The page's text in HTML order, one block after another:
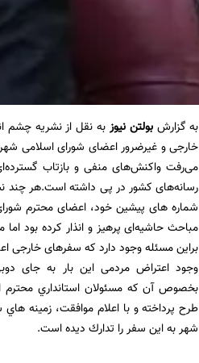
به گزارش بولتن نیوز به نقل از نشريه چشم
خارجی و غیرضرور اعضای شورای اسلامی شهر
می‌رفت واکنش‌های منفی و بازتاب
رسانه‌های کشور در پی داشته است.هر چند
شماره های پیشین خود، اعضای محترم
مباحث حاشیه‌ای پرهیز و انذار کرده بود
براین مسئله وجود دارد که سفرهای خارجی
وجود اعتراض مردمی این بار به جای
بخصوص آن كه مسئولان استانداري محترم
طرح پرداخته و با اعلام موافقت، زمينه
شهر به اين سفر را تدارك ديده است.